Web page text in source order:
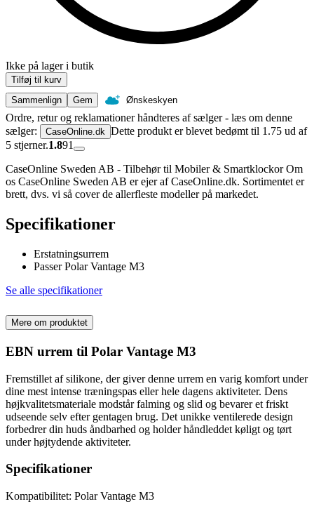
Ikke på lager i butik
Tilføj til kurv
Sammenlign
Gem Ønskeskyen
Ordre, retur og reklamationer håndteres af sælger - læs om denne
sælger:
CaseOnline.dk Dette produkt er blevet bedømt til 1.75 ud af
5 stjerner.1.891
CaseOnline Sweden AB - Tilbehør til Mobiler & Smartklockor Om
os CaseOnline Sweden AB er ejer af CaseOnline.dk. Sortimentet er
brett, dvs. vi så cover de allerfleste modeller på markedet.
Specifikationer
Erstatningsurrem
Passer Polar Vantage M3
Se alle specifikationer
Mere om produktet
EBN urrem til Polar Vantage M3
Fremstillet af silikone, der giver denne urrem en varig komfort under
dine mest intense træningspas eller hele dagens aktiviteter. Dens
højkvalitetsmateriale modstår falming og slid og bevarer et friskt
udseende selv efter gentagen brug. Det unikke ventilerede design
forbedrer din huds åndbarhed og holder håndleddet køligt og tørt
under højtydende aktiviteter.
Specifikationer
Kompatibilitet: Polar Vantage M3